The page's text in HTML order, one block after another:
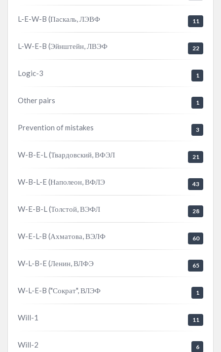
L-E-W-B (Паскаль, ЛЭВФ 11
L-W-E-B (Эйнштейн, ЛВЭФ 22
Logic-3 1
Other pairs 1
Prevention of mistakes 3
W-B-E-L (Твардовский, ВФЭЛ 21
W-B-L-E (Наполеон, ВФЛЭ 43
W-E-B-L (Толстой, ВЭФЛ 28
W-E-L-B (Ахматова, ВЭЛФ 60
W-L-B-E (Ленин, ВЛФЭ 65
W-L-E-B ("Сократ", ВЛЭФ 1
Will-1 11
Will-2 6